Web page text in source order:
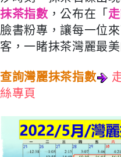
抹茶指數，公布在「
臉書粉專，讓每一位
客，一睹抹茶灣麗最美
查詢灣麗抹茶指數
絲專頁